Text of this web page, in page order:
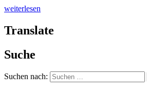
weiterlesen
Translate
Suche
Suchen nach: